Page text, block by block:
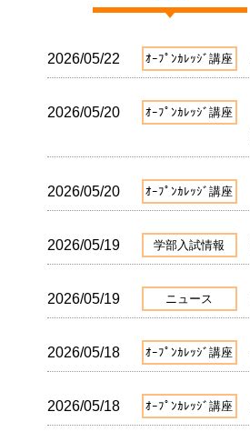
2026/05/22 ｵｰﾌﾟﾝｶﾚｯｼﾞ講座
2026/05/20 ｵｰﾌﾟﾝｶﾚｯｼﾞ講座
2026/05/20 ｵｰﾌﾟﾝｶﾚｯｼﾞ講座
2026/05/19 学部入試情報
2026/05/19 ニュース
2026/05/18 ｵｰﾌﾟﾝｶﾚｯｼﾞ講座
2026/05/18 ｵｰﾌﾟﾝｶﾚｯｼﾞ講座